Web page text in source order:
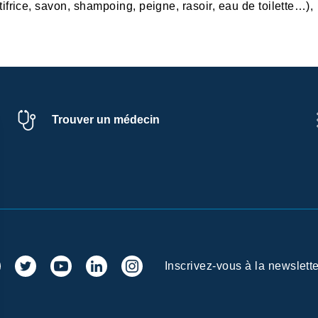
savon, shampoing, peigne, rasoir, eau de toilette…),
Trouver un médecin
Inscrivez-vous à la